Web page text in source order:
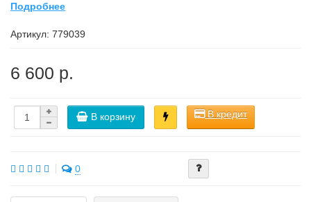
Подробнее
Артикул: 779039
6 600 р.
В корзину В кредит
0